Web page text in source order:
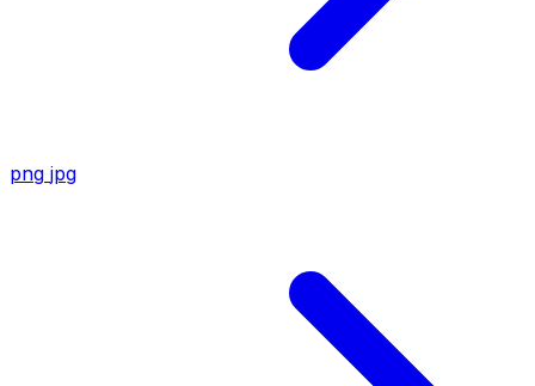
png jpg